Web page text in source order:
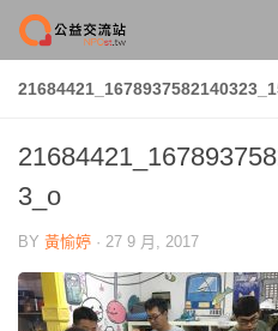
Skip to content
3_o
BY 黃愉婷 · 27 9 月, 2017